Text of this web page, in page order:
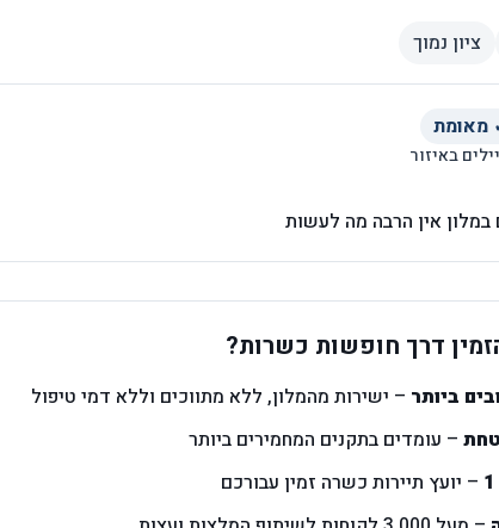
ציון נמוך
מאומת
באיזור
במלון אין הרבה מה לעשות
דרך חופשות כשרות?
ביותר – ישירות מהמלון, ללא מתווכים וללא דמי טיפול
– עומדים בתקנים המחמירים ביותר
– יועץ תיירות כשרה זמין עבורכם